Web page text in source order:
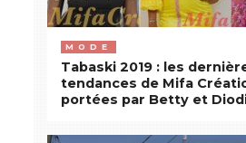
MODE
Tabaski 2019 : les
tendances de Mifa
portées par Betty et